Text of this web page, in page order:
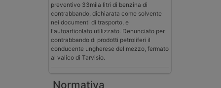
preventivo 33mila litri di benzina di
contrabbando, dichiarata come solvente
nei documenti di trasporto, e
l'autoarticolato utilizzato. Denunciato per
contrabbando di prodotti petroliferi il
conducente ungherese del mezzo, fermato
al valico di Tarvisio.
Normativa